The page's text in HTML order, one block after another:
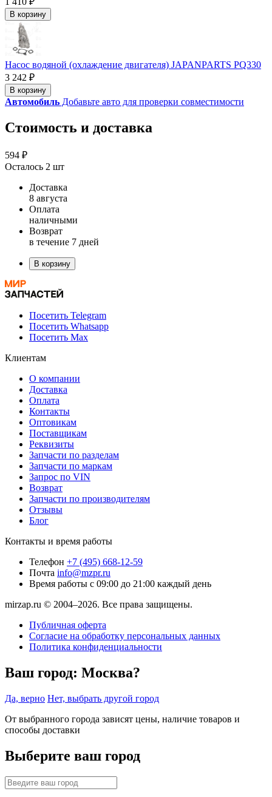
В корзину
Насос водяной (охлаждение двигателя) JAPANPARTS PQ330
3 242 ₽
В корзину
Автомобиль Добавьте авто для проверки совместимости
Стоимость и доставка
594 ₽
Осталось 2 шт
Доставка
8 августа
Оплата
наличными
Возврат
в течение 7 дней
В корзину
Посетить Telegram
Посетить Whatsapp
Посетить Max
Клиентам
О компании
Доставка
Оплата
Контакты
Оптовикам
Поставщикам
Реквизиты
Запчасти по разделам
Запчасти по маркам
Запрос по VIN
Возврат
Запчасти по производителям
Отзывы
Блог
Контакты и время работы
Телефон +7 (495) 668-12-59
Почта info@mzpr.ru
Время работы с 09:00 до 21:00 каждый день
mirzap.ru © 2004–2026. Все права защищены.
Публичная оферта
Согласие на обработку персональных данных
Политика конфиденциальности
Ваш город: Москва?
Да, верно Нет, выбрать другой город
От выбранного города зависят цены, наличие товаров и
способы доставки
Выберите ваш город